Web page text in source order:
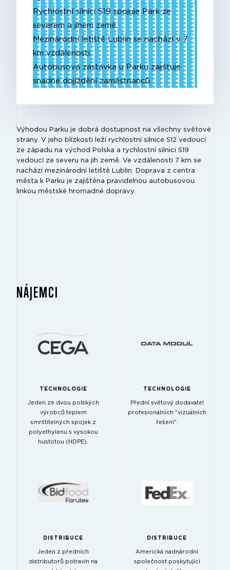
Rychlostní silnici S19 spojuje Park ze
severem a jihem země.
Mezinárodní letiště Lublin se nachází v 7
km vzdálenosti.
Autobusová zastávka u Parku zajišťuje
snadné dojíždění zaměstnanců.
Výhodou Parku je dobrá dostupnost na všechny světové
strany. V jeho blízkosti leží rychlostní silnice S12 vedoucí
ze západu na východ Polska a rychlostní silnici S19
vedoucí ze severu na jih země. Ve vzdálenosti 7 km se
nachází mezinárodní letiště Lublin. Doprava z centra
města k Parku je zajištěna pravidelnou autobusovou
linkou městské hromadné dopravy.
NÁJEMCI
TECHNOLOGIE
Jeden ze dvou polských
výrobců teplem
smrštitelných spojek z
polyethylenu s vysokou
hustotou (HDPE).
TECHNOLOGIE
Přední světový dodavatel
profesionálních "vizuálních
řešení".
DISTRIBUCE
Jeden z předních
distributorů potravin na
DISTRIBUCE
Americká nadnárodní
společnost poskytující